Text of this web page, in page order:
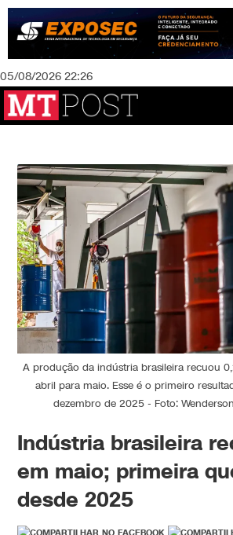
05/08/2026 22:26
A produção da indústria brasileira recuou
abril para maio. Esse é o primeiro
dezembro de 2025 - Foto:
Indústria brasileira
em maio; primeira
desde 2025